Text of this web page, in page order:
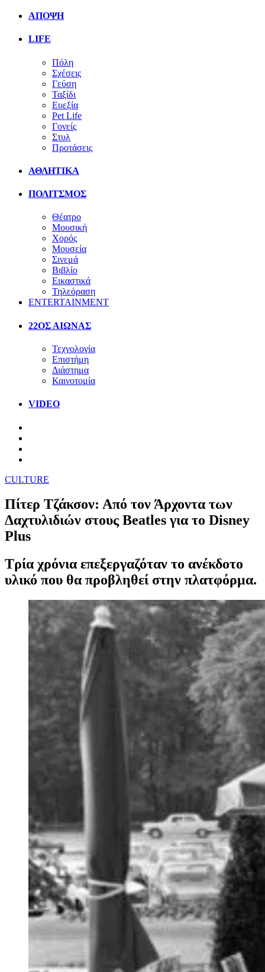
ΑΠΟΨΗ
LIFE
Πόλη
Σχέσεις
Γεύση
Ταξίδι
Ευεξία
Pet Life
Γονείς
Στυλ
Προτάσεις
ΑΘΛΗΤΙΚΑ
ΠΟΛΙΤΣΜΟΣ
Θέατρο
Μουσική
Χορός
Μουσεία
Σινεμά
Βιβλίο
Εικαστικά
Τηλεόραση
ENTERTAINMENT
22ΟΣ ΑΙΩΝΑΣ
Τεχνολογία
Επιστήμη
Διάστημα
Καινοτομία
VIDEO
CULTURE
Πίτερ Τζάκσον: Από τον Άρχοντα των
Δαχτυλιδιών στους Beatles για το Disney
Plus
Τρία χρόνια επεξεργαζόταν το ανέκδοτο
υλικό που θα προβληθεί στην πλατφόρμα.